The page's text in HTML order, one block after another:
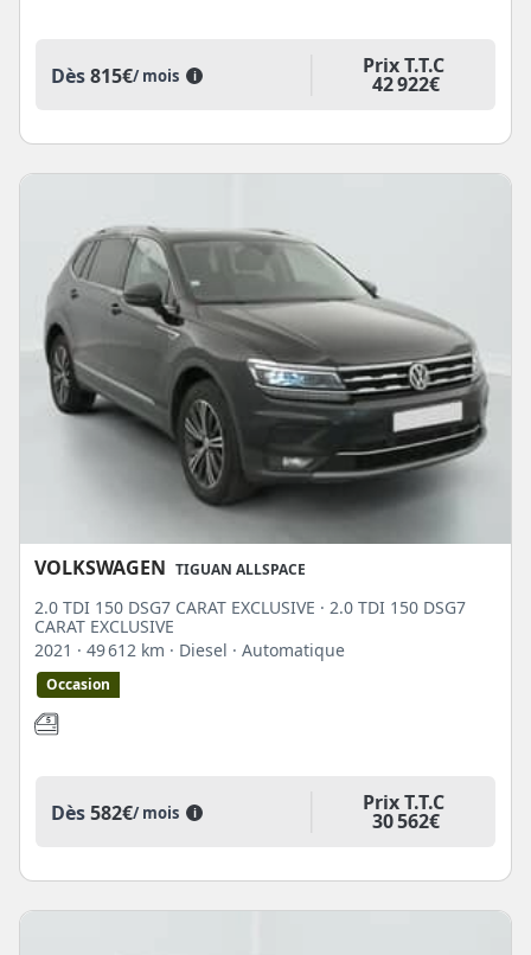
Dès815€/ mois i Prix T.T.C
42 922€
VOLKSWAGEN TIGUAN ALLSPACE
2.0 TDI 150 DSG7 CARAT EXCLUSIVE · 2.0 TDI 150 DSG7
CARAT EXCLUSIVE
2021 · 49 612 km · Diesel · Automatique
Occasion
Dès582€/ mois i Prix T.T.C
30 562€